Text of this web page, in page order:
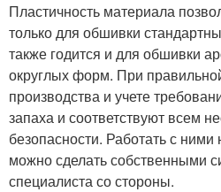
Пластичность материала
только для обшивки
также годится и для обшивки
округлых форм. При
производства и учете
запаха и соответствуют всем
безопасности. Работать с
можно сделать собственными
специалиста со стороны.